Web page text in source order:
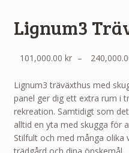
Lignum3
101,000.00 kr –
Lignum3 träväxthus med
panel ger dig ett extra rum i
rekreation. Samtidigt som
alltid en yta med skugga för
Stilfult och med många